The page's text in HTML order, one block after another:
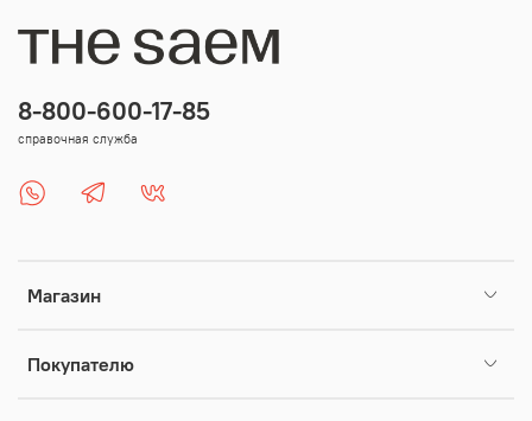
Магазин
Покупателю
8-800-600-17-85
справочная служба